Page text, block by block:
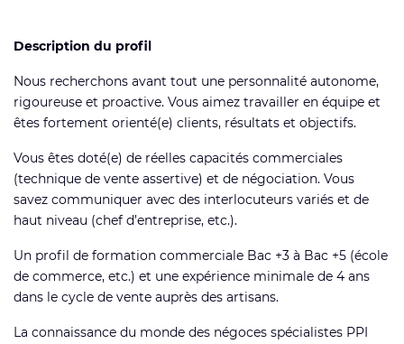
Description du profil
Nous recherchons avant tout une personnalité autonome,
rigoureuse et proactive. Vous aimez travailler en équipe et
êtes fortement orienté(e) clients, résultats et objectifs.
Vous êtes doté(e) de réelles capacités commerciales
(technique de vente assertive) et de négociation. Vous
savez communiquer avec des interlocuteurs variés et de
haut niveau (chef d’entreprise, etc.).
Un profil de formation commerciale Bac +3 à Bac +5 (école
de commerce, etc.) et une expérience minimale de 4 ans
dans le cycle de vente auprès des artisans.
La connaissance du monde des négoces spécialistes PPI